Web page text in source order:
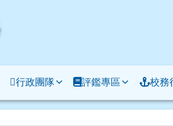
行政團隊 評鑑專區 校務